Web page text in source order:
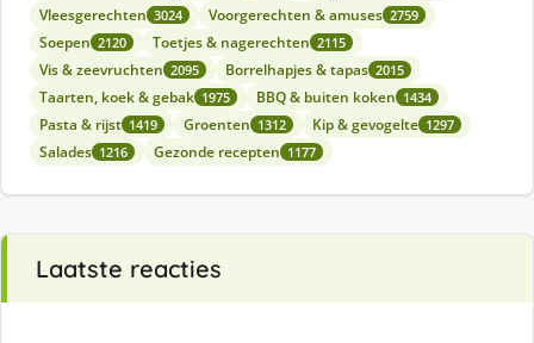
Vleesgerechten 3024 Voorgerechten & amuses 2759
Soepen 2120 Toetjes & nagerechten 2115
Vis & zeevruchten 2095 Borrelhapjes & tapas 2015
Taarten, koek & gebak 1975 BBQ & buiten koken 1434
Pasta & rijst 1419 Groenten 1312 Kip & gevogelte 1297
Salades 1216 Gezonde recepten 1177
Laatste reacties